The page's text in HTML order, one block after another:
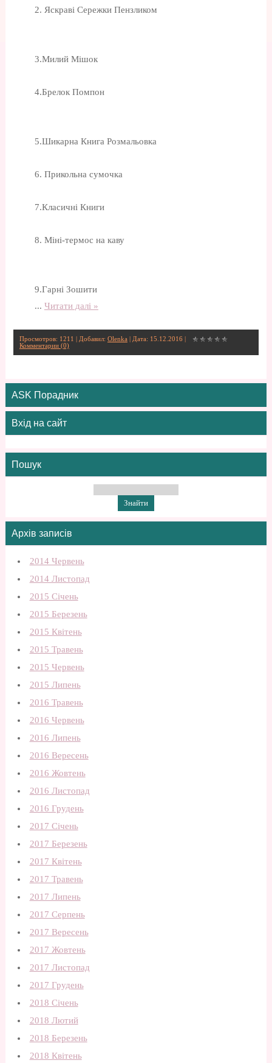
2. Яскраві Сережки Пензликом
3.Милий Мішок
4.Брелок Помпон
5.Шикарна Книга Розмальовка
6. Прикольна сумочка
7.Класичні Книги
8. Міні-термос на каву
9.Гарні Зошити
... Читати далі »
Просмотров: 1211 | Добавил: Olenka | Дата: 15.12.2016|
Комментарии (0)
ASK Порадник
Вхід на сайт
Пошук
Архів записів
2014 Червень
2014 Листопад
2015 Січень
2015 Березень
2015 Квітень
2015 Травень
2015 Червень
2015 Липень
2016 Травень
2016 Червень
2016 Липень
2016 Вересень
2016 Жовтень
2016 Листопад
2016 Грудень
2017 Січень
2017 Березень
2017 Квітень
2017 Травень
2017 Липень
2017 Серпень
2017 Вересень
2017 Жовтень
2017 Листопад
2017 Грудень
2018 Січень
2018 Лютий
2018 Березень
2018 Квітень